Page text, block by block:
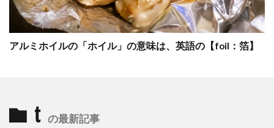
アルミホイルの「ホイル」の意味は、英語の【foil：箔】
t の最新記事